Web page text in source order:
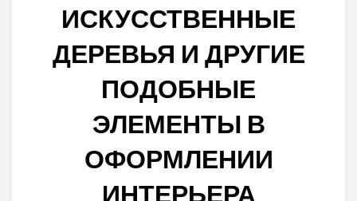
ИСКУССТВЕННЫЕ
ДЕРЕВЬЯ И ДРУГИЕ
ПОДОБНЫЕ
ЭЛЕМЕНТЫ В
ОФОРМЛЕНИИ